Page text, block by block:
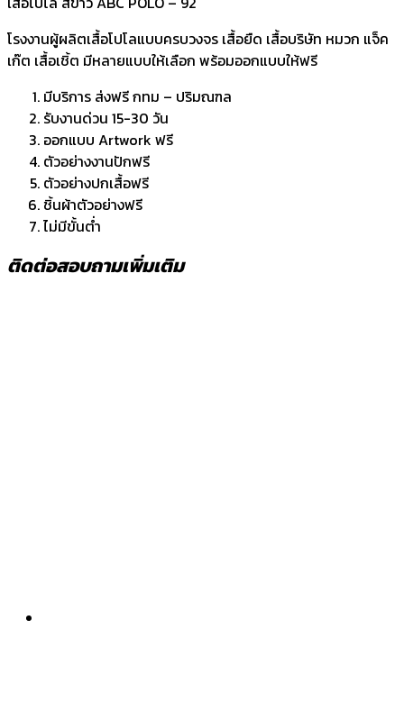
โรงงานผู้ผลิตเสื้อโปโลแบบครบวงจร เสื้อยืด เสื้อบริษัท หมวก แจ็ค
เก๊ต เสื้อเชิ้ต มีหลายแบบให้เลือก พร้อมออกแบบให้ฟรี
มีบริการ ส่งฟรี กทม – ปริมณฑล
รับงานด่วน 15-30 วัน
ออกแบบ Artwork ฟรี
ตัวอย่างงานปักฟรี
ตัวอย่างปกเสื้อฟรี
ชิ้นผ้าตัวอย่างฟรี
ไม่มีขั้นต่ำ
ติดต่อสอบถามเพิ่มเติม